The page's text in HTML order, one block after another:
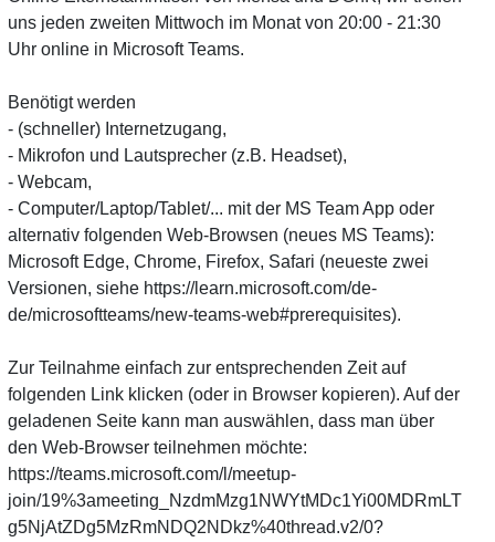
uns jeden zweiten Mittwoch im Monat von 20:00 - 21:30
Uhr online in Microsoft Teams.
Benötigt werden
- (schneller) Internetzugang,
- Mikrofon und Lautsprecher (z.B. Headset),
- Webcam,
- Computer/Laptop/Tablet/... mit der MS Team App oder
alternativ folgenden Web-Browsen (neues MS Teams):
Microsoft Edge, Chrome, Firefox, Safari (neueste zwei
Versionen, siehe https://learn.microsoft.com/de-
de/microsoftteams/new-teams-web#prerequisites).
Zur Teilnahme einfach zur entsprechenden Zeit auf
folgenden Link klicken (oder in Browser kopieren). Auf der
geladenen Seite kann man auswählen, dass man über
den Web-Browser teilnehmen möchte:
https://teams.microsoft.com/l/meetup-
join/19%3ameeting_NzdmMzg1NWYtMDc1Yi00MDRmLT
g5NjAtZDg5MzRmNDQ2NDkz%40thread.v2/0?